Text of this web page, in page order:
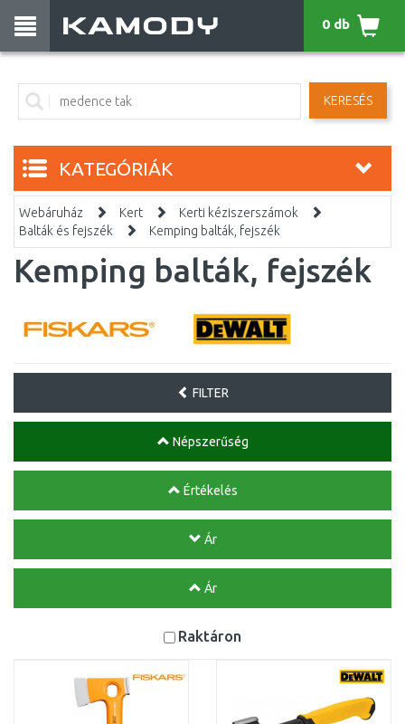
KERESÉS
0 db
KATEGÓRIÁK
Webáruház Kert
Kerti kéziszerszámok
Balták és fejszék
Kemping balták, fejszék
Kemping balták, fejszék
FILTER
Népszerűség
Értékelés
Ár
Ár
Raktáron